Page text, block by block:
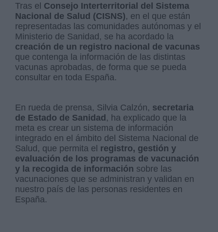
Tras el Consejo Interterritorial del Sistema
Nacional de Salud (CISNS), en el que están
representadas las comunidades autónomas y el
Ministerio de Sanidad, se ha acordado la
creación de un registro nacional de vacunas
que contenga la información de las distintas
vacunas aprobadas, de forma que se pueda
consultar en toda España.
En rueda de prensa, Silvia Calzón, secretaria
de Estado de Sanidad, ha explicado que la
meta es crear un sistema de información
integrado en el ámbito del Sistema Nacional de
Salud, que permita el registro, gestión y
evaluación de los programas de vacunación
y la recogida de información sobre las
vacunaciones que se administran y validan en
nuestro país de las personas residentes en
España.